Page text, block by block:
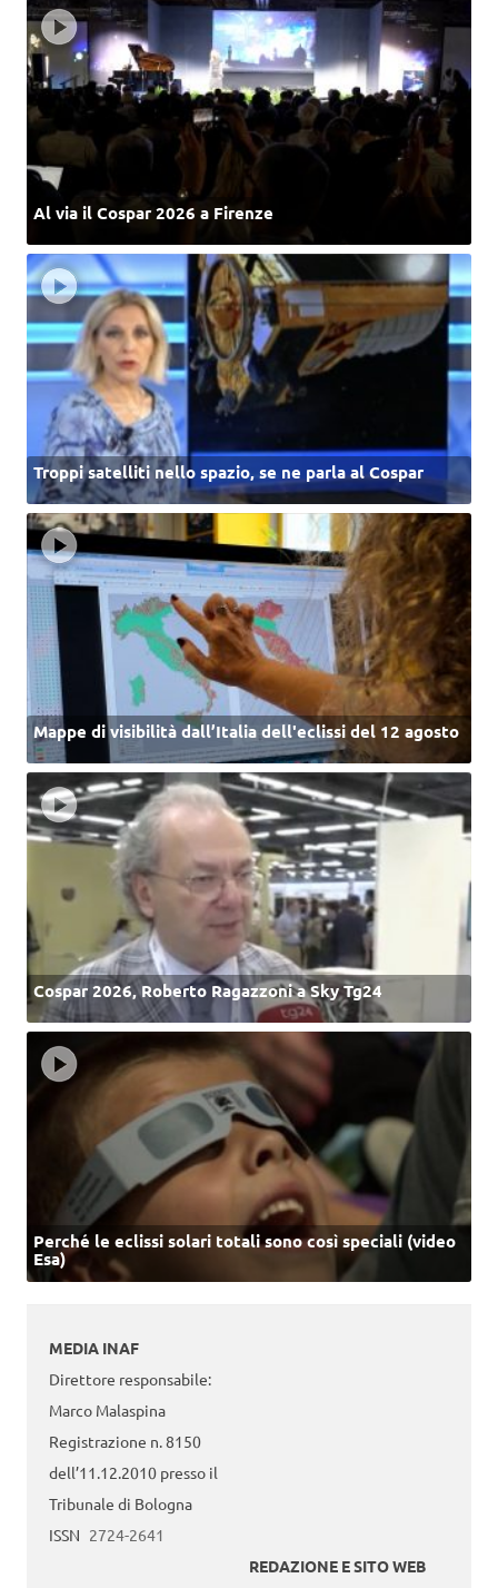
Al via il Cospar 2026 a Firenze
Troppi satelliti nello spazio, se ne parla al Cospar
Mappe di visibilità dall’Italia dell'eclissi del 12 agosto
Cospar 2026, Roberto Ragazzoni a Sky Tg24
Perché le eclissi solari totali sono così speciali (video
Esa)
MEDIA INAF
Direttore responsabile:
Marco Malaspina
Registrazione n. 8150
dell’11.12.2010 presso il
Tribunale di Bologna
ISSN 2724-2641
REDAZIONE E SITO WEB